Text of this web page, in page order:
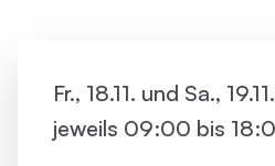
Fr., 18.11. und Sa.,
jeweils 09:00 bis